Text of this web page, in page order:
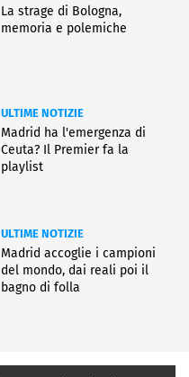
La strage di Bologna,
memoria e polemiche
ULTIME NOTIZIE
Madrid ha l'emergenza di
Ceuta? Il Premier fa la
playlist
ULTIME NOTIZIE
Madrid accoglie i campioni
del mondo, dai reali poi il
bagno di folla